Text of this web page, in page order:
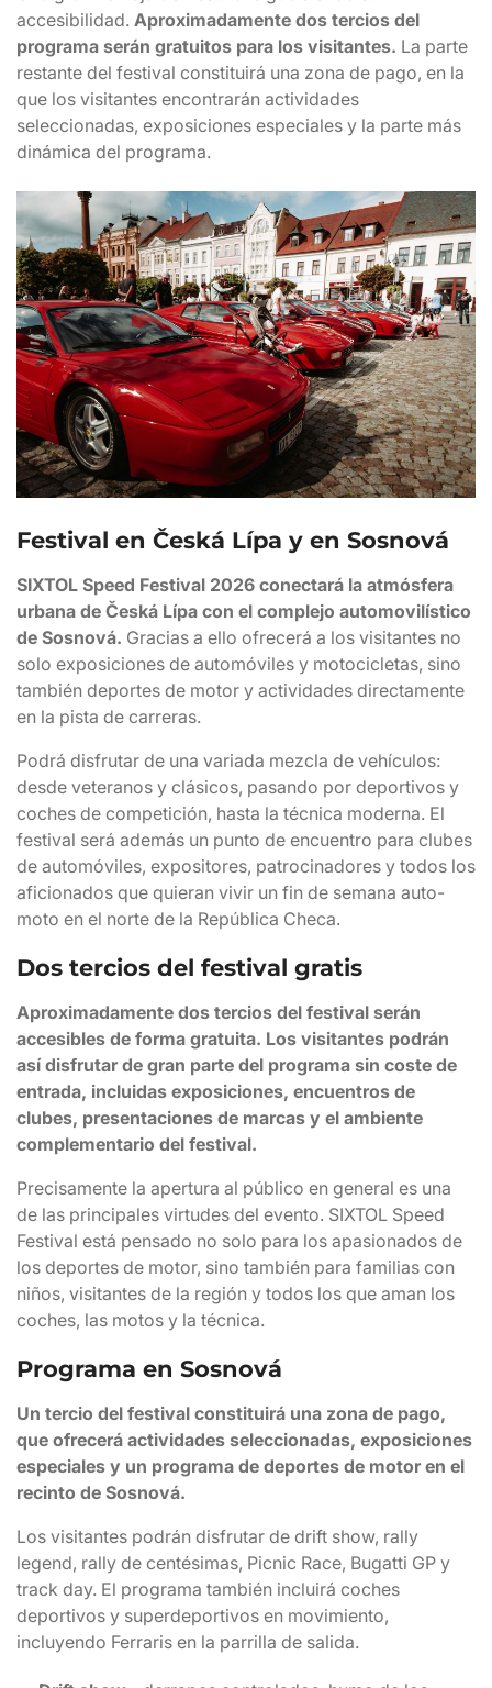
accesibilidad. Aproximadamente dos tercios del
programa serán gratuitos para los visitantes. La parte
restante del festival constituirá una zona de pago, en la
que los visitantes encontrarán actividades
seleccionadas, exposiciones especiales y la parte más
dinámica del programa.
Festival en Česká Lípa y en Sosnová
SIXTOL Speed Festival 2026 conectará la atmósfera
urbana de Česká Lípa con el complejo automovilístico
de Sosnová. Gracias a ello ofrecerá a los visitantes no
solo exposiciones de automóviles y motocicletas, sino
también deportes de motor y actividades directamente
en la pista de carreras.
Podrá disfrutar de una variada mezcla de vehículos:
desde veteranos y clásicos, pasando por deportivos y
coches de competición, hasta la técnica moderna. El
festival será además un punto de encuentro para clubes
de automóviles, expositores, patrocinadores y todos los
aficionados que quieran vivir un fin de semana auto-
moto en el norte de la República Checa.
Dos tercios del festival gratis
Aproximadamente dos tercios del festival serán
accesibles de forma gratuita. Los visitantes podrán
así disfrutar de gran parte del programa sin coste de
entrada, incluidas exposiciones, encuentros de
clubes, presentaciones de marcas y el ambiente
complementario del festival.
Precisamente la apertura al público en general es una
de las principales virtudes del evento. SIXTOL Speed
Festival está pensado no solo para los apasionados de
los deportes de motor, sino también para familias con
niños, visitantes de la región y todos los que aman los
coches, las motos y la técnica.
Programa en Sosnová
Un tercio del festival constituirá una zona de pago,
que ofrecerá actividades seleccionadas, exposiciones
especiales y un programa de deportes de motor en el
recinto de Sosnová.
Los visitantes podrán disfrutar de drift show, rally
legend, rally de centésimas, Picnic Race, Bugatti GP y
track day. El programa también incluirá coches
deportivos y superdeportivos en movimiento,
incluyendo Ferraris en la parrilla de salida.